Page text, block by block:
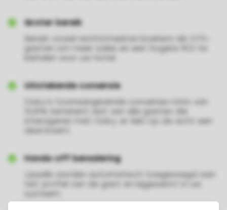
Groter bereik
Bereik zowel rechtstreekse boekers als OTA-
gasten om meer sales en een hogere ROI te
Uitstekende conversie
Oaky’s toonaangevende conversie-ratio van
10,8% betekent dat van alle gasten die
interageren met Oaky, er één op de acht een
Hands-off benadering
Upsells worden automatisch toegevoegd aan
het profiel van de gast en bijgewerkt in uw
systeem.